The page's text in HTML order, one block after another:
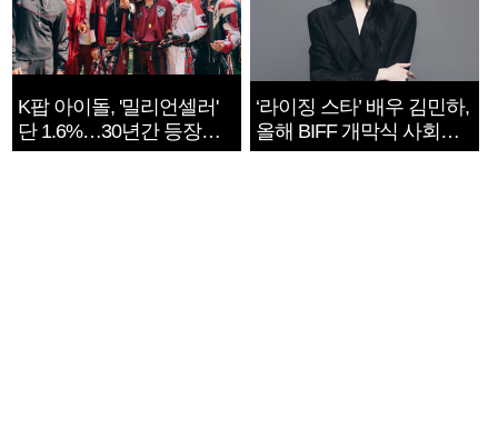
K팝 아이돌, '밀리언셀러'
단 1.6%…30년간 등장
1182개팀 전수조사
‘라이징 스타’ 배우 김민하,
올해 BIFF 개막식 사회자
확정